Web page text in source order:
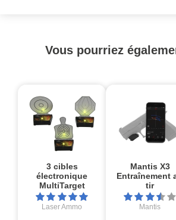
Vous pourriez
3 cibles
électronique
MultiTarget
Laser Ammo
Mantis X3
Entraînement
tir
Mantis